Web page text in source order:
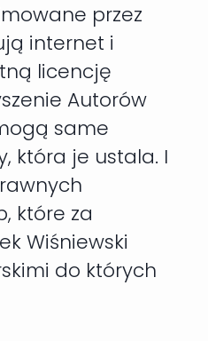
przez
internet i
licencję
Autorów
same
która je ustala. I
które za
Wiśniewski
do których